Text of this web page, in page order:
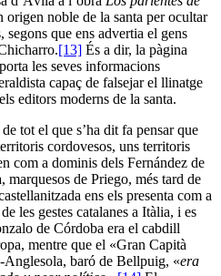
origen noble de la santa per ocultar
que ens advertia el gens
[13] És a dir, la pàgina
les seves informacions
capaç de falsejar el llinatge
editors moderns de la santa.
tot el que s’ha dit fa pensar que
cordovesos, uns territoris
com a dominis dels Fernández de
marquesos de Priego, més tard de
ens els presenta com a
les gestes catalanes a Itàlia, i es
de Córdoba era el cabdill
mentre que el «Gran Capità
Anglesola, baró de Bellpuig, «era